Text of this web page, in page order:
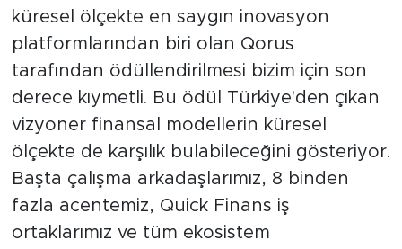
küresel ölçekte en saygın inovasyon
platformlarından biri olan Qorus
tarafından ödüllendirilmesi bizim için son
derece kıymetli. Bu ödül Türkiye'den çıkan
vizyoner finansal modellerin küresel
ölçekte de karşılık bulabileceğini gösteriyor.
Başta çalışma arkadaşlarımız, 8 binden
fazla acentemiz, Quick Finans iş
ortaklarımız ve tüm ekosistem